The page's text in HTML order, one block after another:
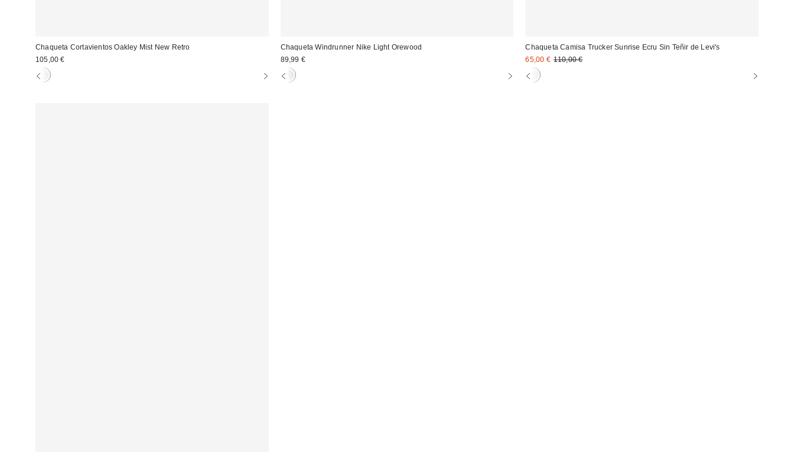
Chaqueta Cortavientos Oakley Mist New Retro
105,00 €
Chaqueta Windrunner Nike Light Orewood
89,99 €
Chaqueta Camisa Trucker Sunrise Ecru Sin Teñir de Levi's
Precio
rebajado:
65,00 € Precio
110,00 €